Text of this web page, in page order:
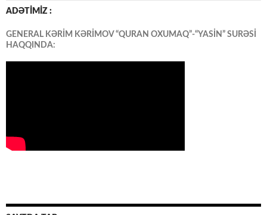
ADƏTİMİZ :
GENERAL KƏRİM KƏRİMOV “QURAN OXUMAQ”-“YASİN” SURƏSİ
HAQQINDA: